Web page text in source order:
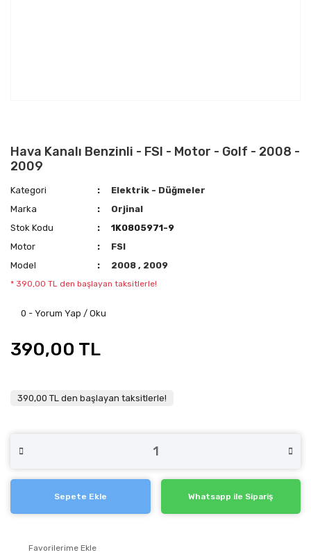
Hava Kanalı Benzinli - FSI - Motor - Golf - 2008 -
2009
Kategori
Elektrik - Düğmeler
Marka
Orjinal
Stok Kodu
1K0805971-9
Motor
FSI
Model
2008, 2009
* 390,00 TL den başlayan taksitlerle!
0 - Yorum Yap / Oku
390,00 TL
390,00 TL den başlayan taksitlerle!
Sepete Ekle Whatsapp ile Sipariş